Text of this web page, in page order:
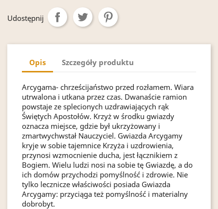
Udostępnij
Opis Szczegóły produktu
Arcygama- chrześcijaństwo przed rozłamem. Wiara
utrwalona i utkana przez czas. Dwanaście ramion
powstaje ze splecionych uzdrawiających rąk
Świętych Apostołów. Krzyż w środku gwiazdy
oznacza miejsce, gdzie był ukrzyżowany i
zmartwychwstał Nauczyciel. Gwiazda Arcygamy
kryje w sobie tajemnice Krzyża i uzdrowienia,
przynosi wzmocnienie ducha, jest łącznikiem z
Bogiem. Wielu ludzi nosi na sobie tę Gwiazdę, a do
ich domów przychodzi pomyślność i zdrowie. Nie
tylko lecznicze właściwości posiada Gwiazda
Arcygamy: przyciąga też pomyślność i materialny
dobrobyt.